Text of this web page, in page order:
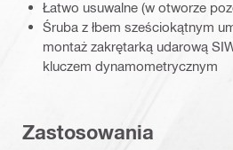
Łatwo usuwalne (w otworze
Śruba z łbem sześciokątnym
montaż zakrętarką udarową
kluczem dynamometrycznym
Zastosowania